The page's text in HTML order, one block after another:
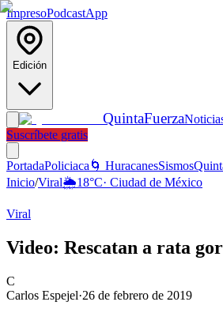
ImpresoPodcastApp
Edición
QuintaFuerza
Suscríbete gratis
PortadaPoliciaca 🌀 HuracanesSismos
Inicio/Viral🌦️18°C· Ciudad de México
Viral
Video: Rescatan a rata
C
Carlos Espejel·26 de febrero de 2019